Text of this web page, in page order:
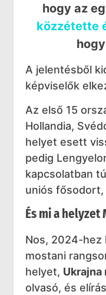
hogy az
közzétette
A jelentésből
képviselők
Az első 15
Hollandia,
helyet esett
pedig
kapcsolatban
uniós fősodort,
És mi a helyzet
Nos, 2024-hez
mostani
helyet, Ukrajna
olvasó, és